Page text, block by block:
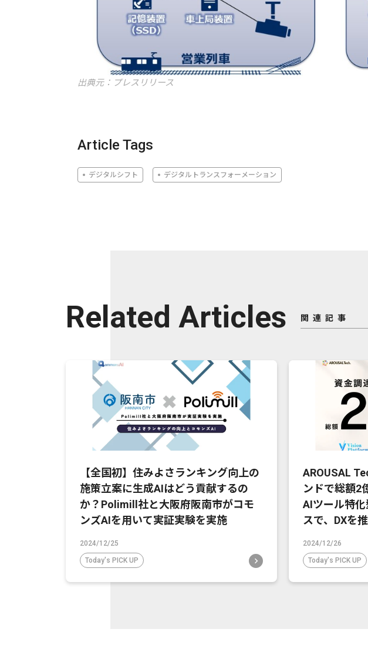
出典元：プレスリリース
Article Tags
デジタルシフト デジタルトランスフォーメーション
Related Articles 関連記事
【全国初】住みよさランキング向上の
施策立案に生成AIはどう貢献するの
か？Polimill社と大阪府阪南市がコモ
ンズAIを用いて実証実験を実施
2024/12/25
Today's PICK UP
AROUSAL
ンドで総額2
AIツール特
スで、DXを推
2024/12/26
Today's PICK UP